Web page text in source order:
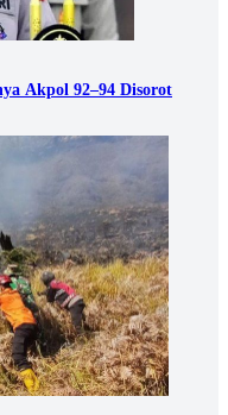
Akpol 92–94 Disorot